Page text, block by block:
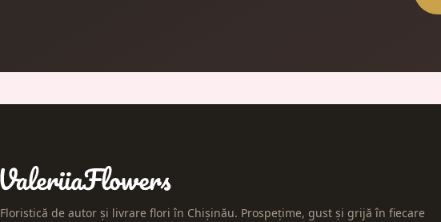
Floristică de autor și livrare flori în Chișinău. Prospețime, gust și grijă în fiecare